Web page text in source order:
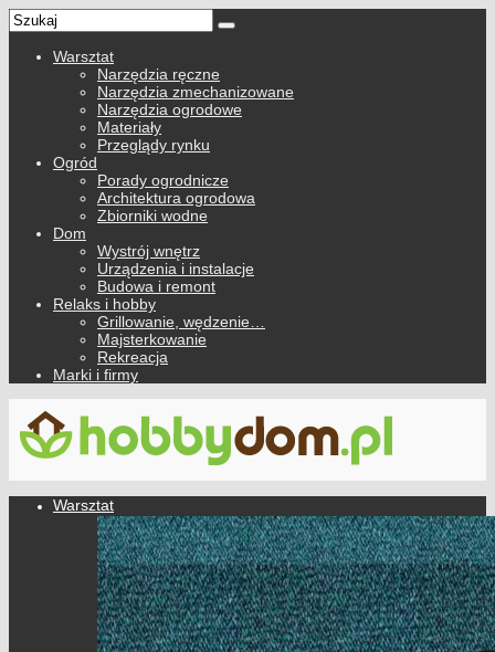
Warsztat
Narzędzia ręczne
Narzędzia zmechanizowane
Narzędzia ogrodowe
Materiały
Przeglądy rynku
Ogród
Porady ogrodnicze
Architektura ogrodowa
Zbiorniki wodne
Dom
Wystrój wnętrz
Urządzenia i instalacje
Budowa i remont
Relaks i hobby
Grillowanie, wędzenie…
Majsterkowanie
Rekreacja
Marki i firmy
Warsztat